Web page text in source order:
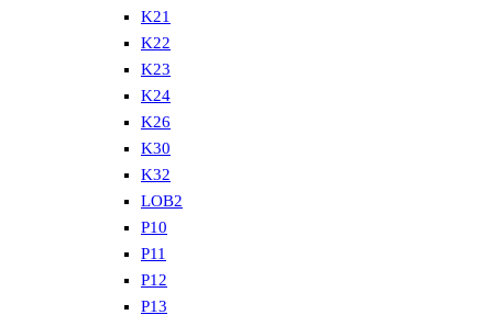
K21
K22
K23
K24
K26
K30
K32
LOB2
P10
P11
P12
P13